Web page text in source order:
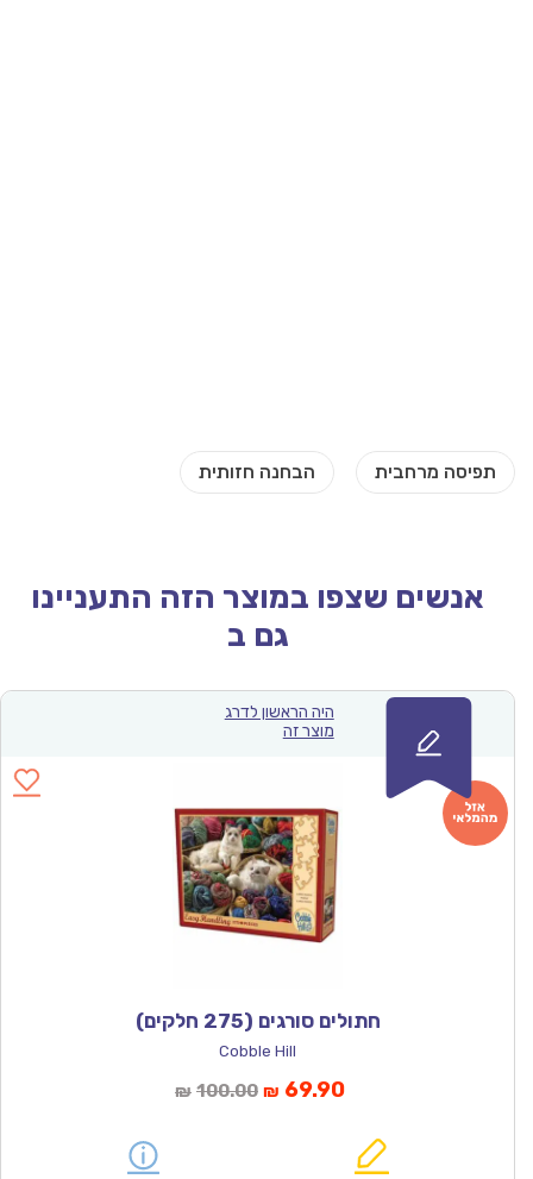
אנשים שצפו במוצר הזה התעניינו
גם ב
היה הראשון לדרג
מוצר זה
חתולים סורגים (275 חלקים)
Cobble Hill
₪ 100.00המחיר
₪ 69.90המחיר
הוא: